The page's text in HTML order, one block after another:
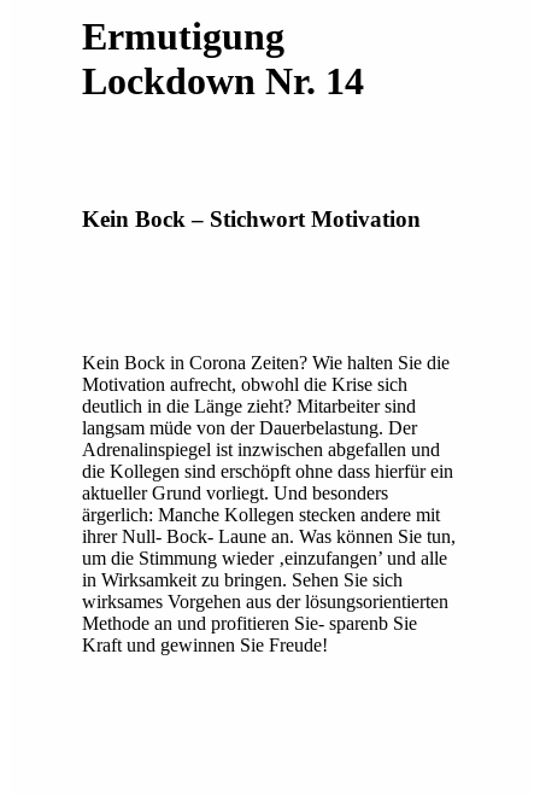
Ermutigung
Lockdown Nr. 14
Kein Bock – Stichwort Motivation
Kein Bock in Corona Zeiten? Wie halten Sie die
Motivation aufrecht, obwohl die Krise sich
deutlich in die Länge zieht? Mitarbeiter sind
langsam müde von der Dauerbelastung. Der
Adrenalinspiegel ist inzwischen abgefallen und
die Kollegen sind erschöpft ohne dass hierfür ein
aktueller Grund vorliegt. Und besonders
ärgerlich: Manche Kollegen stecken andere mit
ihrer Null- Bock- Laune an. Was können Sie tun,
um die Stimmung wieder ‚einzufangen’ und alle
in Wirksamkeit zu bringen. Sehen Sie sich
wirksames Vorgehen aus der lösungsorientierten
Methode an und profitieren Sie- sparenb Sie
Kraft und gewinnen Sie Freude!